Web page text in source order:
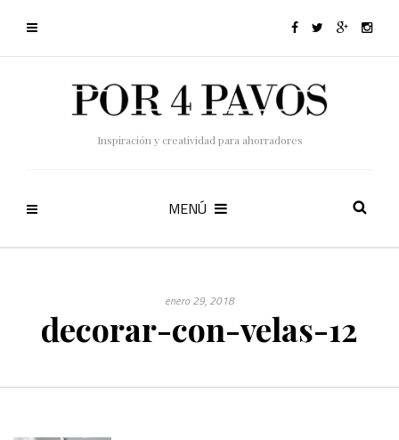
Inspiración y creatividad para ahorradores
MENÚ
enero 29, 2018
decorar-con-velas-12